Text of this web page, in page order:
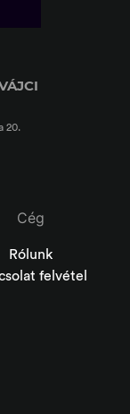
20.
Cég
Rólunk
felvétel